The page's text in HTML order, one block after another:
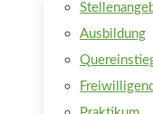
Ausbildung